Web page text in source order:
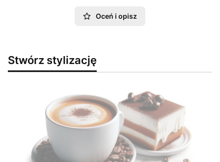
Oceń i opisz
Stwórz stylizację